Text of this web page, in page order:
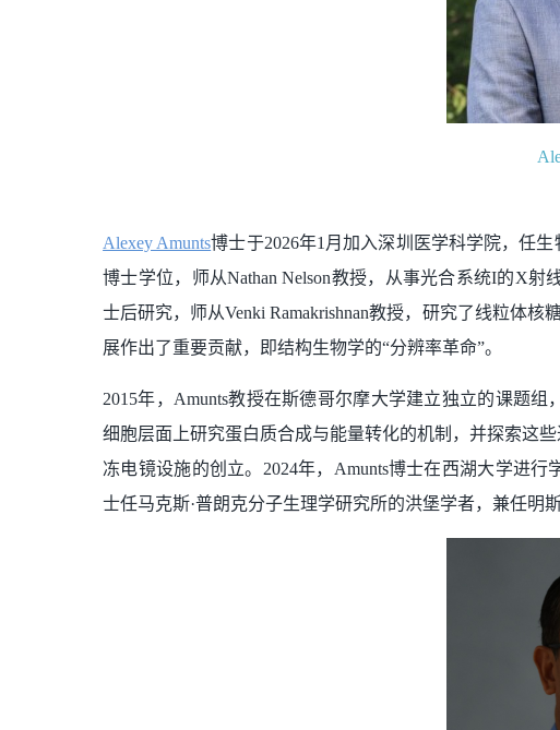
Alexey Amunts博士于2026年1月加入深圳医学科学院，任
博士学位，师从Nathan Nelson教授，从事光合系统I的X
士后研究，师从Venki Ramakrishnan教授，研究了线粒体
展作出了重要贡献，即结构生物学的“分辨率革命”。
2015年，Amunts教授在斯德哥尔摩大学建立独立的课题
细胞层面上研究蛋白质合成与能量转化的机制，并探索这
冻电镜设施的创立。2024年，Amunts博士在西湖大学进
士任马克斯·普朗克分子生理学研究所的洪堡学者，兼任明